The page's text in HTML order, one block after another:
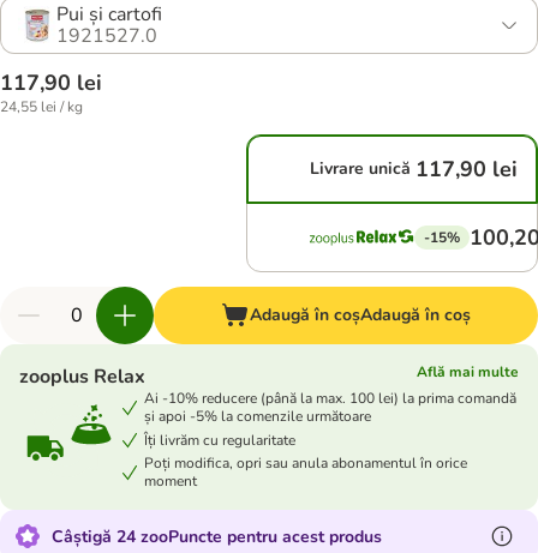
Pui și cartofi
1921527.0
117,90 lei
24,55 lei / kg
Livrare unică 117,90 lei
-15%
Adaugă în coșAdaugă în coș
zooplus Relax
Află mai multe
Ai -10% reducere (până la max. 100 lei) la prima comandă
și apoi -5% la comenzile următoare
Îți livrăm cu regularitate
Poți modifica, opri sau anula abonamentul în orice
moment
Câștigă 24 zooPuncte pentru acest produs